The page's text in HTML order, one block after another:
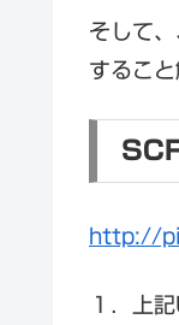
そして、
すること
http://
１．上